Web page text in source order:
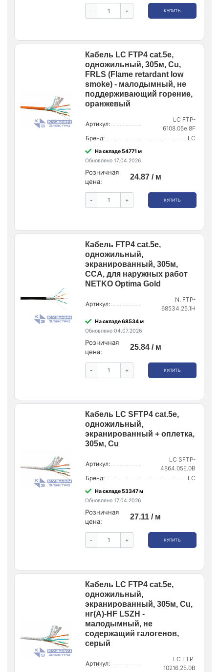
- + КУПИТЬ
Кабель LC FTP4 cat.5е,
одножильный, 305м, Cu,
FRLS (Flame retardant low
smoke) - малодымный, не
поддерживающий горение,
оранжевый
Артикул:
LC FTP-
6108.05e.8F
Бренд:
LC
На складе 54771 м
Обновлено 17.04.2026
Розничная
цена:
24.87 / м
- + КУПИТЬ
Кабель FTP4 cat.5е,
одножильный,
экранированный, 305м,
CCA, для наружных работ
NETKO Optima Gold
Артикул:
N. FTP-
68534.25.1H
На складе 68534 м
Обновлено 04.07.2026
Розничная
цена:
25.84 / м
- + КУПИТЬ
Кабель LC SFTP4 cat.5е,
одножильный,
экранированный + оплетка,
305м, Cu
Артикул:
LC SFTP-
4864.05E.0B
Бренд:
LC
На складе 53347 м
Обновлено 17.04.2026
Розничная
цена:
27.11 / м
- + КУПИТЬ
Кабель LC FTP4 cat.5е,
одножильный,
экранированный, 305м, Cu,
нг(А)-HF LSZH -
малодымный, не
содержащий галогенов,
серый
Артикул:
LC FTP-
10216.25.0B